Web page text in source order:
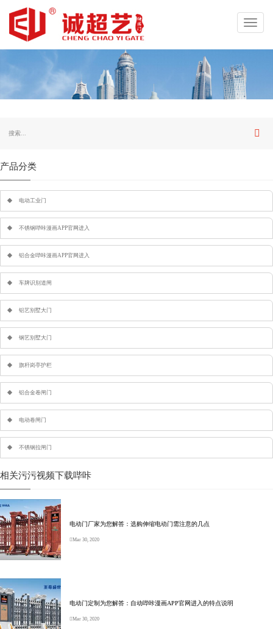
产品分类
电动工业门
不锈钢哔咔漫画APP官网进入
铝合金哔咔漫画APP官网进入
车牌识别道闸
铝艺别墅大门
钢艺别墅大门
旗杆岗亭护栏
铝合金卷闸门
电动卷闸门
不锈钢拉闸门
相关污污视频下载哔咔
电动门厂家为您解答：选购伸缩电动门需注意的几点
Mar 30, 2020
电动门定制为您解答：自动哔咔漫画APP官网进入的特点说明
Mar 30, 2020